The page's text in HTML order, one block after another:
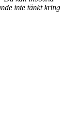
inte tänkt kring